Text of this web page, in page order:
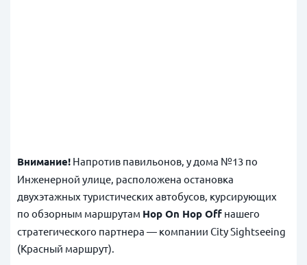
Внимание! Напротив павильонов, у дома №13 по
Инженерной улице, расположена остановка
двухэтажных туристических автобусов, курсирующих
по обзорным маршрутам Hop On Hop Off нашего
стратегического партнера — компании City Sightseeing
(Красный маршрут).